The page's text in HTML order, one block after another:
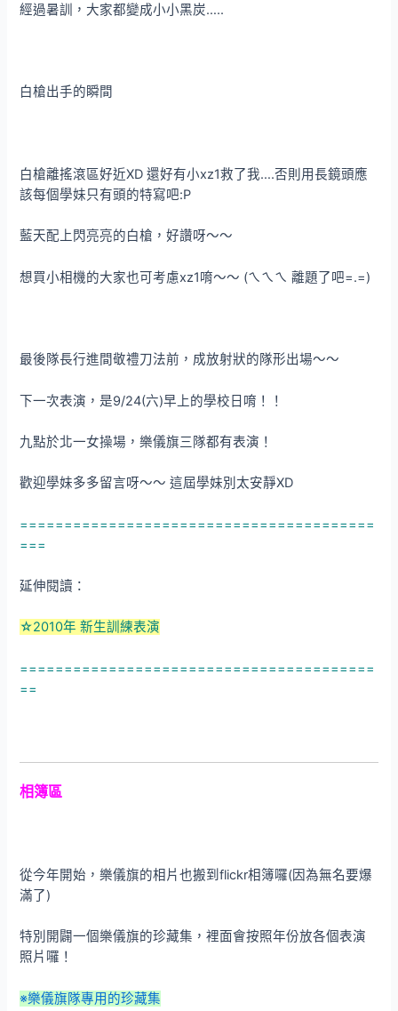
經過暑訓，大家都變成小小黑炭…..
白槍出手的瞬間
白槍離搖滾區好近XD 還好有小xz1救了我….否則用長鏡頭應
該每個學妹只有頭的特寫吧:P
藍天配上閃亮亮的白槍，好讚呀～～
想買小相機的大家也可考慮xz1唷～～ (ㄟㄟㄟ 離題了吧=.=)
最後隊長行進間敬禮刀法前，成放射狀的隊形出場～～
下一次表演，是9/24(六)早上的學校日唷！！
九點於北一女操場，樂儀旗三隊都有表演！
歡迎學妹多多留言呀～～ 這屆學妹別太安靜XD
========================================
===
延伸閱讀：
☆2010年 新生訓練表演
========================================
==
相簿區
從今年開始，樂儀旗的相片也搬到flickr相簿囉(因為無名要爆
滿了)
特別開闢一個樂儀旗的珍藏集，裡面會按照年份放各個表演
照片囉！
※樂儀旗隊專用的珍藏集